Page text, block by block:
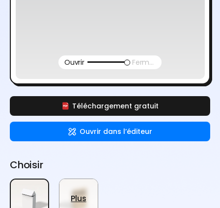
Téléchargement gratuit
Ouvrir dans l’éditeur
Ouvrir Fermer
Choisir
Plus